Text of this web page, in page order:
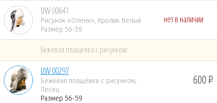
UW 00641
Рисунок «Олени», Кролик белый
Размер 56-59
нет в наличии
Бежевая плащёвка с рисунком
UW 00297
Бежевая плащёвка с рисунком,
Песец
Размер 56-59
600